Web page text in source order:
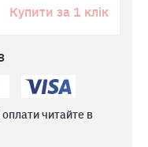
Купити за 1 клік
читайте в